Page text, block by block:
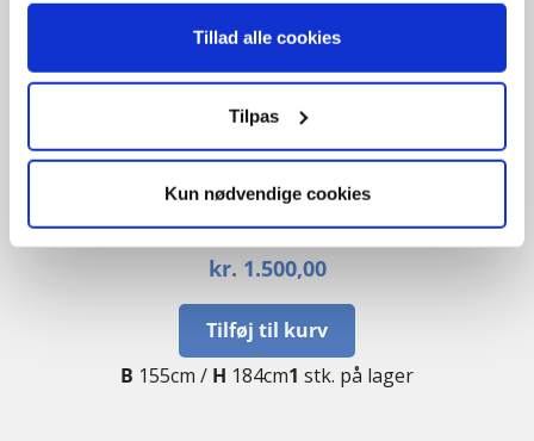
Tillad alle cookies
Tilpas
Kun nødvendige cookies
Dannebrogsvindue
kr. 1.500,00
Tilføj til kurv
B 155cm / H 184cm1 stk. på lager